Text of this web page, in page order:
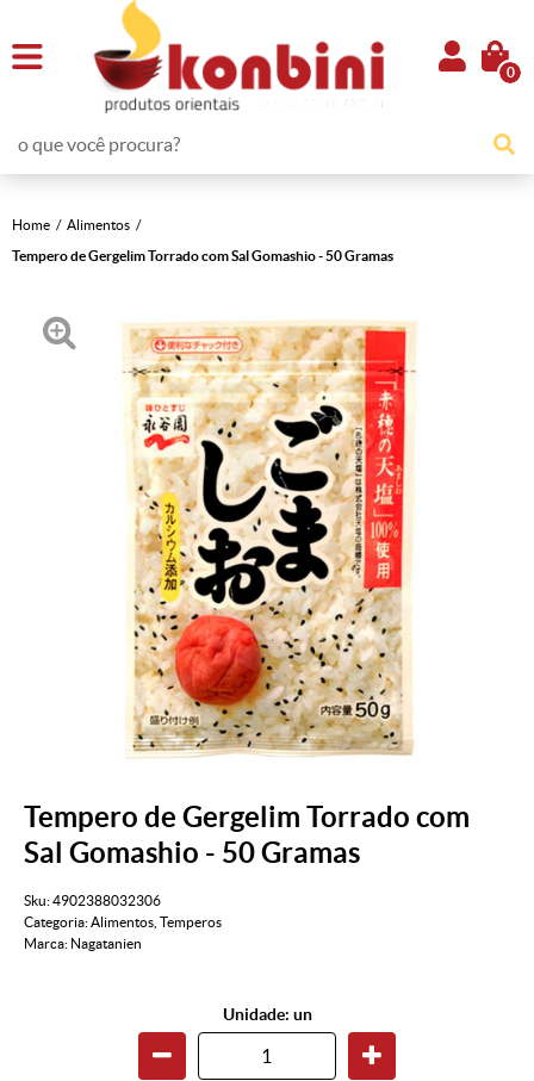
0
Home
Alimentos
Tempero de Gergelim Torrado com Sal Gomashio - 50 Gramas
Tempero de Gergelim Torrado com
Sal Gomashio - 50 Gramas
Sku:4902388032306
Categoria:Alimentos Temperos
Marca: Nagatanien
Unidade: un